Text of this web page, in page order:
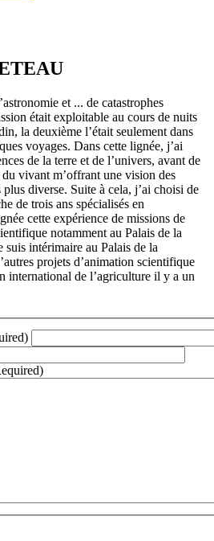
et ... de catastrophes
était exploitable au cours de nuits
la deuxième l’était seulement dans
voyages. Dans cette lignée, j’ai
de la terre et de l’univers, avant de
du vivant m’offrant une vision des
diverse. Suite à cela, j’ai choisi de
de trois ans spécialisés en
cette expérience de missions de
notamment au Palais de la
intérimaire au Palais de la
projets d’animation scientifique
international de l’agriculture il y a un